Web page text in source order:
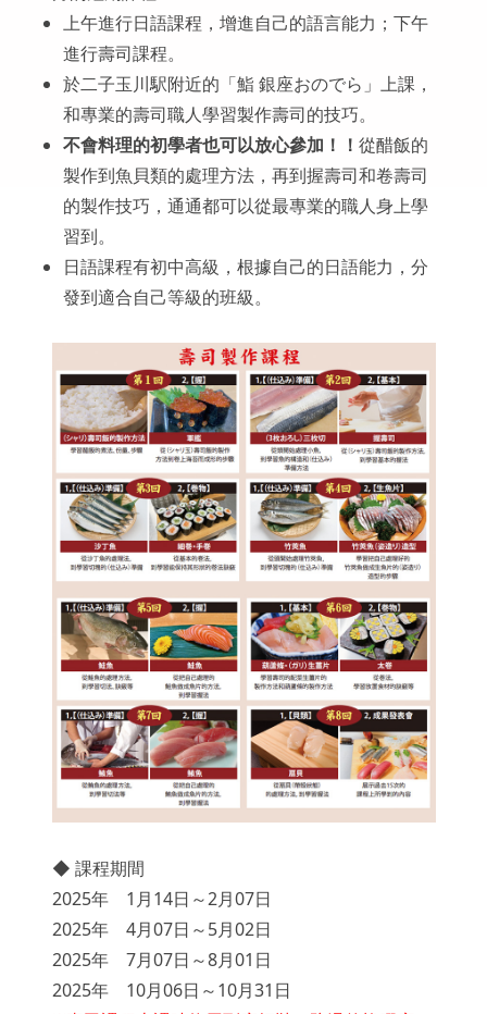
上午進行日語課程，增進自己的語言能力；下午
進行壽司課程。
於二子玉川駅附近的「鮨 銀座おのでら」上課，
和專業的壽司職人學習製作壽司的技巧。
不會料理的初學者也可以放心參加！！從醋飯的
製作到魚貝類的處理方法，再到握壽司和卷壽司
的製作技巧，通通都可以從最專業的職人身上學
習到。
日語課程有初中高級，根據自己的日語能力，分
發到適合自己等級的班級。
◆ 課程期間
2025年 1月14日～2月07日
2025年 4月07日～5月02日
2025年 7月07日～8月01日
2025年 10月06日～10月31日